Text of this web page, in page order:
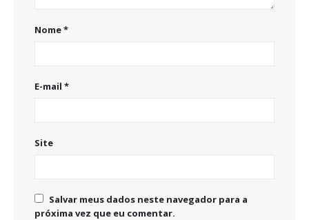
Nome*
E-mail *
Site
Salvar meus dados neste navegador para a
próxima vez que eu comentar.